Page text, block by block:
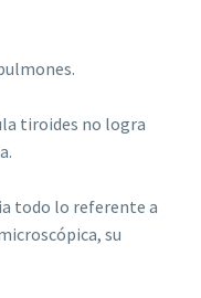
tiroides no logra
todo lo referente a
su